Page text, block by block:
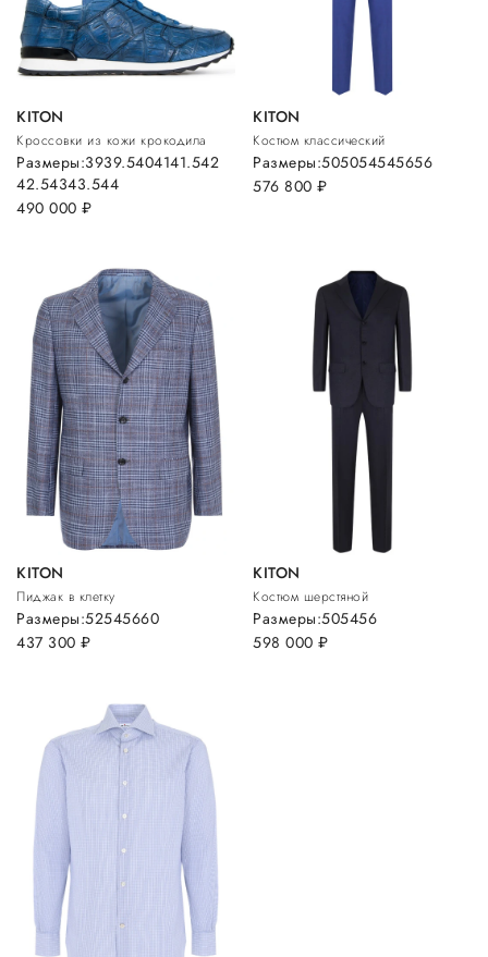
KITON
Кроссовки из кожи крокодила
490 000 руб.
Размеры:3939.5404141.542
42.54343.544
KITON
Костюм классический
576 800руб.
Размеры:505054545656
KITON
Пиджак в клетку
437 300 руб.
Размеры:52545660
KITON
Костюм шерстяной
598 000руб.
Размеры:505456